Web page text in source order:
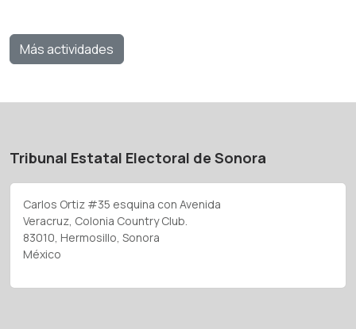
Más actividades
Tribunal Estatal Electoral de Sonora
Carlos Ortiz #35 esquina con Avenida
Veracruz, Colonia Country Club.
83010, Hermosillo, Sonora
México